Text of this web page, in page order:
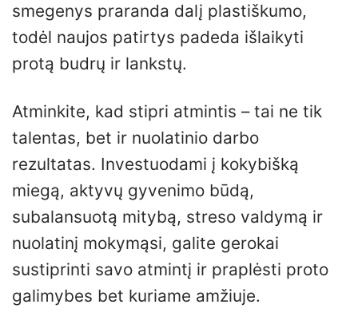
smegenys praranda dalį plastiškumo,
todėl naujos patirtys padeda išlaikyti
protą budrų ir lankstų.
Atminkite, kad stipri atmintis – tai ne tik
talentas, bet ir nuolatinio darbo
rezultatas. Investuodami į kokybišką
miegą, aktyvų gyvenimo būdą,
subalansuotą mitybą, streso valdymą ir
nuolatinį mokymąsi, galite gerokai
sustiprinti savo atmintį ir praplėsti proto
galimybes bet kuriame amžiuje.